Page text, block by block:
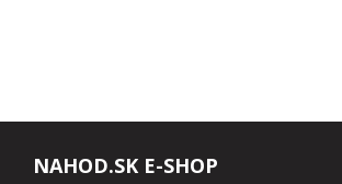
NAHOD.SK E-SHOP